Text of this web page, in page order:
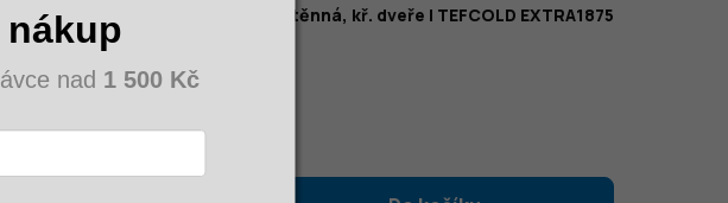
Mrazicí vitrína přístěnná, kř. dveře | TEFCOLD EXTRA1875
NENÍ SKLADEM
281 289 Kč
nad 1 500 Kč